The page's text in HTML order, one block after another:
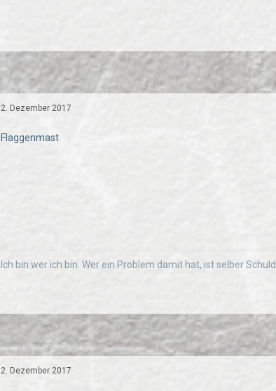
2. Dezember 2017
Flaggenmast
Ich bin wer ich bin. Wer ein Problem damit hat, ist selber Schuld.
2. Dezember 2017